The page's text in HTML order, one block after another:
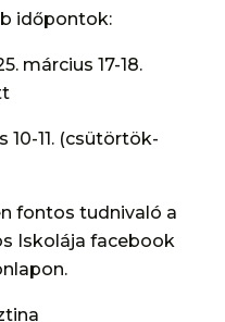
időpontok:
március 17-18.
11. (csütörtök-
fontos tudnivaló a
Iskolája facebook